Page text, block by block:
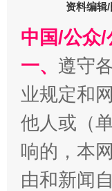
习近平
资料编辑
中国/公众
一、 遵守
业规定和
他人或（
响的，本
由和新闻